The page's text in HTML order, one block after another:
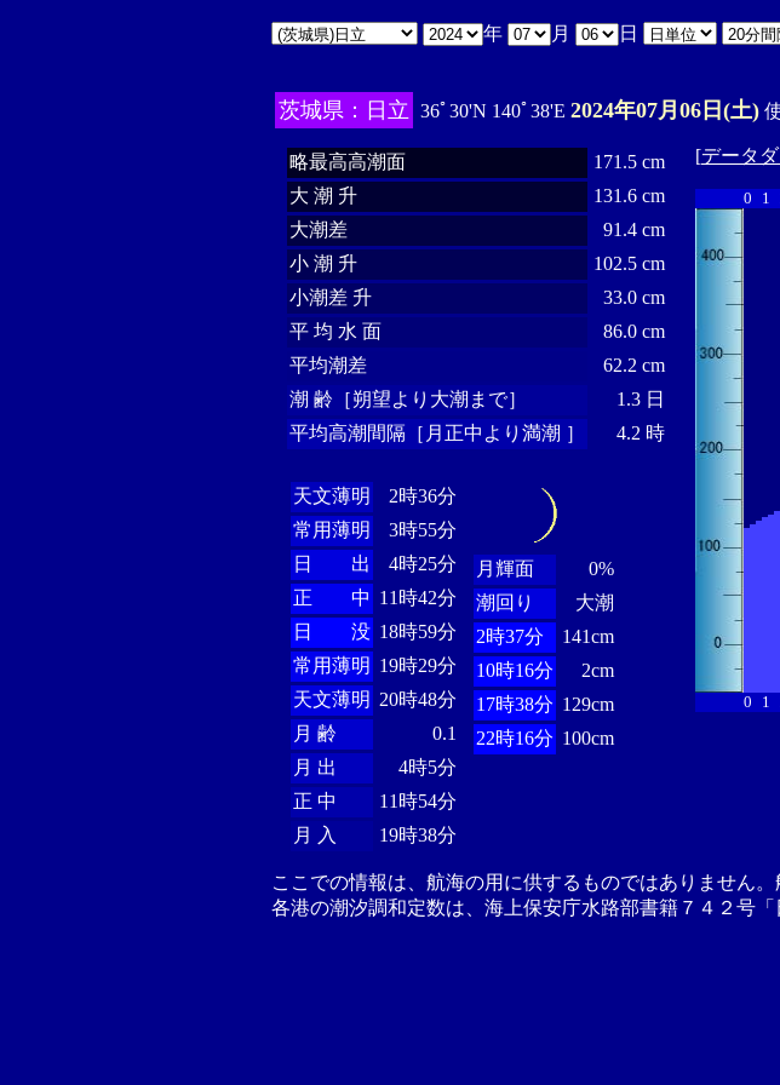
年 月 日
茨城県：日立 36ﾟ30'N 140ﾟ38'E 2024年07月06日(土)
略最高高潮面
171.5 cm
大 潮 升
131.6 cm
大潮差
91.4 cm
小 潮 升
102.5 cm
小潮差 升
33.0 cm
平 均 水 面
86.0 cm
平均潮差
62.2 cm
潮 齢［朔望より大潮まで］
1.3 日
平均高潮間隔［月正中より満潮 ］
4.2 時
天文薄明
2時36分
常用薄明
3時55分
日 出
4時25分
正 中 11時42分
日 没 18時59分
常用薄明 19時29分
天文薄明 20時48分
月 齢
0.1
月 出
4時5分
正 中
11時54分
月 入
19時38分
月輝面
0%
潮回り
大潮
2時37分
141cm
10時16分
2cm
17時38分 129cm
22時16分 100cm
[データ
0 1
0 1
ここでの情報は、航海の用に供するものではありません
各港の潮汐調和定数は、海上保安庁水路部書籍７４２号